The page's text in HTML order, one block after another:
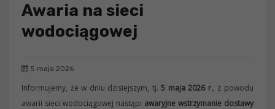
Awaria na sieci
wodociągowej
5 maja 2026
Informujemy, że w dniu dzisiejszym, tj.5 maja 2026 r., z powodu
awarii sieci wodociągowej nastąpi awaryjne wstrzymanie dostawy